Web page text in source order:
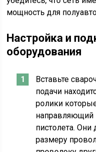
мощность для
Настройка и
оборудования
Вставьте
подачи
ролики
направляющий
пистолета.
размеру